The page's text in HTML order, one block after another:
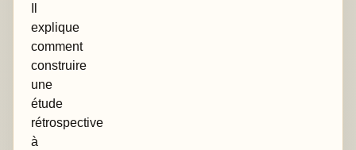
Il
explique
comment
construire
une
étude
rétrospective
à